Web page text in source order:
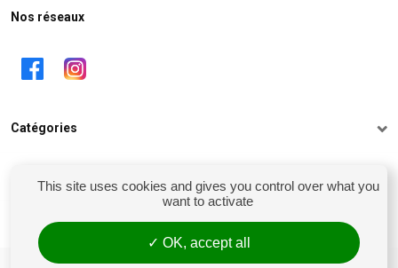
Nos réseaux
Catégories
Mon compte
This site uses cookies and gives you control over what you
want to activate
OK, accept all